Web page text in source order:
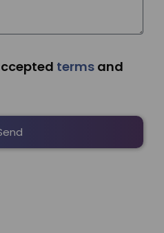
terms and